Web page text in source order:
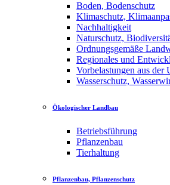
Boden, Bodenschutz
Klimaschutz,
Nachhaltigkeit
Naturschutz,
Ordnungsgemäße
Regionales und
Vorbelastungen aus der
Wasserschutz,
Ökologischer Landbau
Betriebsführung
Pflanzenbau
Tierhaltung
Pflanzenbau, Pflanzenschutz